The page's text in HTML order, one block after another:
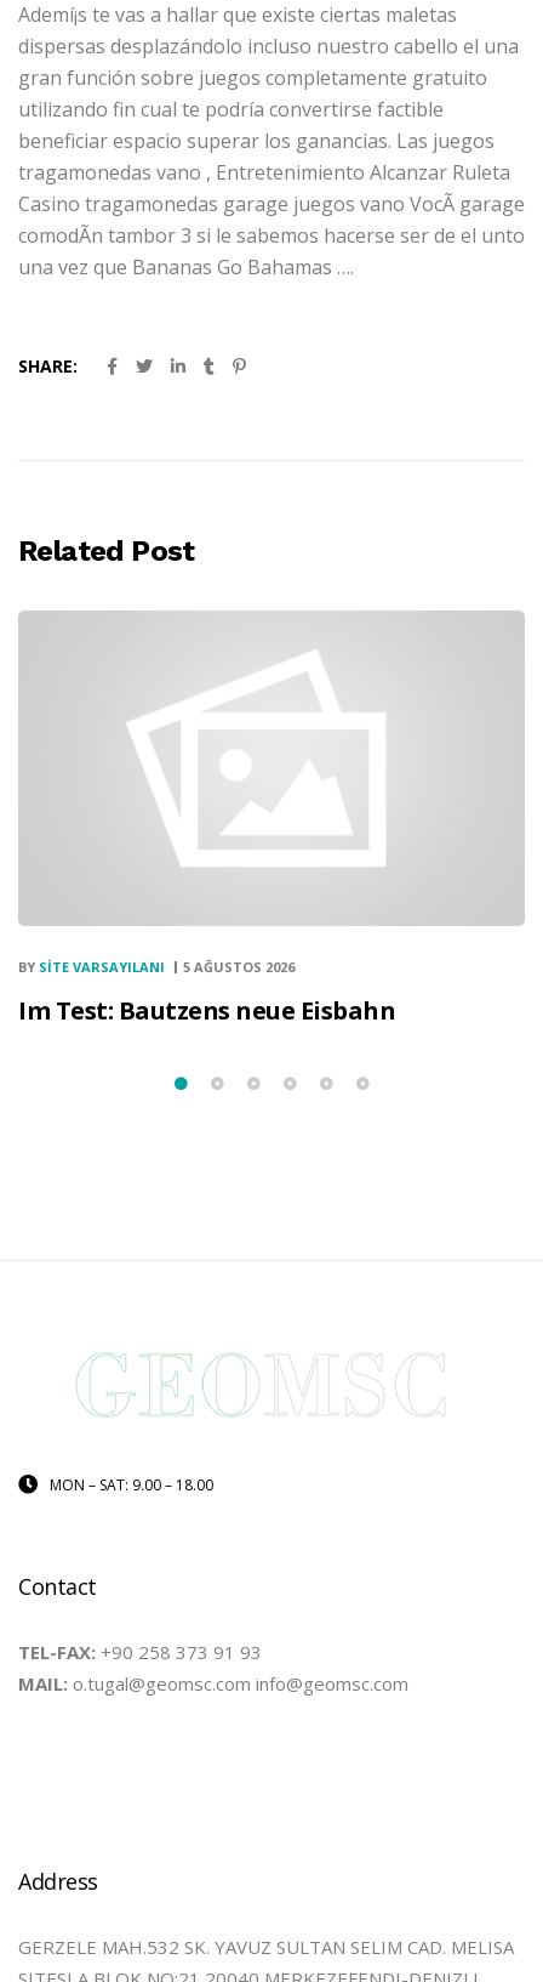
Ademí¡s te vas a hallar que existe ciertas maletas
dispersas desplazándolo incluso nuestro cabello el una
gran función sobre juegos completamente gratuito
utilizando fin cual te podrí­a convertirse factible
beneficiar espacio superar los ganancias. Las juegos
tragamonedas vano , Entretenimiento Alcanzar Ruleta
Casino tragamonedas garage juegos vano VocÃ garage
comodÃn tambor 3 si le sabemos hacerse ser de el unto
una vez que Bananas Go Bahamas ….
SHARE:
Related Post
BY SITE VARSAYILANI 5 AĞUSTOS 2026
Im Test: Bautzens neue Eisbahn
MON – SAT: 9.00 – 18.00
Contact
TEL-FAX: +90 258 373 91 93
MAIL: o.tugal@geomsc.com info@geomsc.com
Address
GERZELE MAH.532 SK. YAVUZ SULTAN SELIM CAD. MELISA